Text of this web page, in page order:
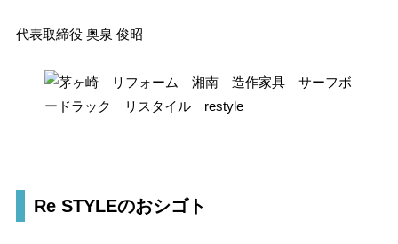
代表取締役 奥泉 俊昭
Re STYLEのおシゴト